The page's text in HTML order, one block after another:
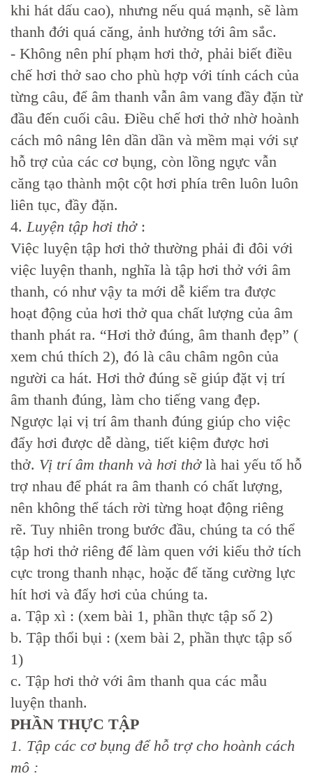
khi hát dấu cao), nhưng nếu quá mạnh, sẽ làm
thanh đới quá căng, ảnh hưởng tới âm sắc.
- Không nên phí phạm hơi thở, phải biết điều
chế hơi thở sao cho phù hợp với tính cách của
từng câu, để âm thanh vẫn âm vang đầy đặn từ
đầu đến cuối câu. Điều chế hơi thở nhờ hoành
cách mô nâng lên dần dần và mềm mại với sự
hỗ trợ của các cơ bụng, còn lồng ngực vẫn
căng tạo thành một cột hơi phía trên luôn luôn
liên tục, đầy đặn.
4. Luyện tập hơi thở:
Việc luyện tập hơi thở thường phải đi đôi với
việc luyện thanh, nghĩa là tập hơi thở với âm
thanh, có như vậy ta mới dễ kiểm tra được
hoạt động của hơi thở qua chất lượng của âm
thanh phát ra. “Hơi thở đúng, âm thanh đẹp” (
xem chú thích 2), đó là câu châm ngôn của
người ca hát. Hơi thở đúng sẽ giúp đặt vị trí
âm thanh đúng, làm cho tiếng vang đẹp.
Ngược lại vị trí âm thanh đúng giúp cho việc
đẩy hơi được dễ dàng, tiết kiệm được hơi
thở. Vị trí âm thanh và hơi thởlà hai yếu tố hỗ
trợ nhau để phát ra âm thanh có chất lượng,
nên không thể tách rời từng hoạt động riêng
rẽ. Tuy nhiên trong bước đầu, chúng ta có thể
tập hơi thở riêng để làm quen với kiểu thở tích
cực trong thanh nhạc, hoặc để tăng cường lực
hít hơi và đẩy hơi của chúng ta.
a. Tập xì : (xem bài 1, phần thực tập số 2)
b. Tập thổi bụi : (xem bài 2, phần thực tập số
1)
c. Tập hơi thở với âm thanh qua các mẫu
luyện thanh.
PHẦN THỰC TẬP
1. Tập các cơ bụng để hỗ trợ cho hoành cách
mô :